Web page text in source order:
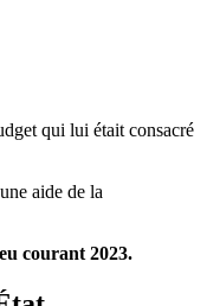
qui lui était consacré
aide de la
courant 2023.